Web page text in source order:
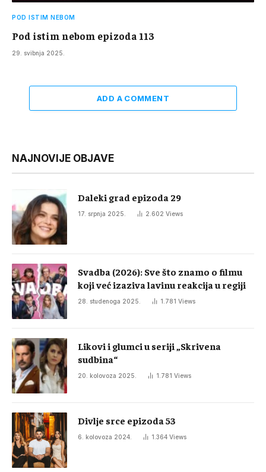
POD ISTIM NEBOM
Pod istim nebom epizoda 113
29. svibnja 2025.
ADD A COMMENT
NAJNOVIJE OBJAVE
Daleki grad epizoda 29
17. srpnja 2025. 2.602 Views
Svadba (2026): Sve što znamo o filmu
koji već izaziva lavinu reakcija u regiji
28. studenoga 2025. 1.781 Views
Likovi i glumci u seriji „Skrivena
sudbina“
20. kolovoza 2025. 1.781 Views
Divlje srce epizoda 53
6. kolovoza 2024. 1.364 Views